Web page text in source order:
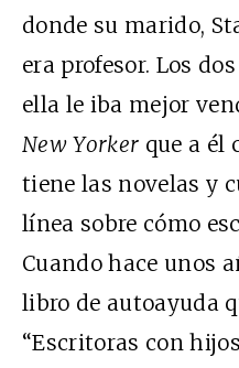
donde su marido,
era profesor. Los
ella le iba mejor
New Yorker que a él
tiene las novelas y
línea sobre cómo
Cuando hace unos
libro de autoayuda
“Escritoras con